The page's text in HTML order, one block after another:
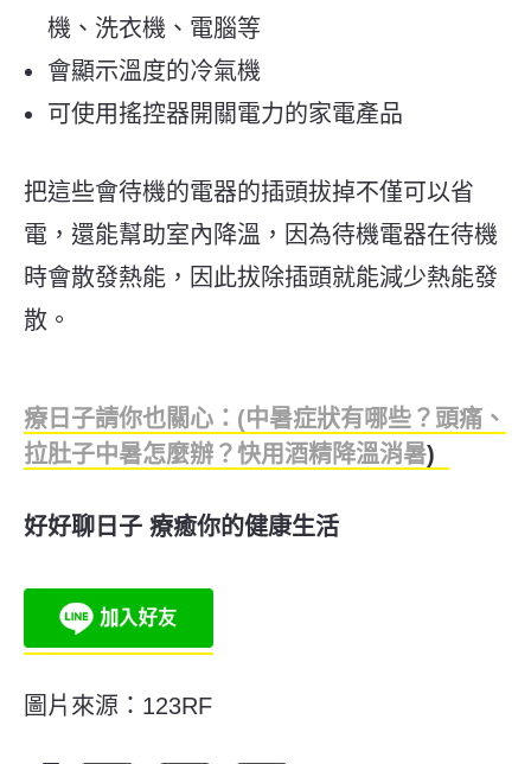
機、洗衣機、電腦等
會顯示溫度的冷氣機
可使用搖控器開關電力的家電產品
把這些會待機的電器的插頭拔掉不僅可以省
電，還能幫助室內降溫，因為待機電器在待機
時會散發熱能，因此拔除插頭就能減少熱能發
散。
療日子請你也關心：(中暑症狀有哪些？頭痛、
拉肚子中暑怎麼辦？快用酒精降溫消暑)
好好聊日子 療癒你的健康生活
圖片來源：123RF